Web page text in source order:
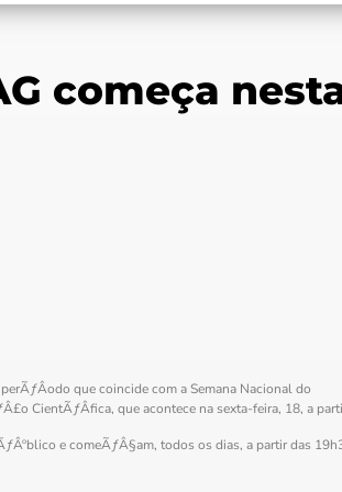
começa
que coincide com a Semana Nacional do
CientÃƒÂ­fica, que acontece na sexta-feira, 18, a
e comeÃƒÂ§am, todos os dias, a partir das